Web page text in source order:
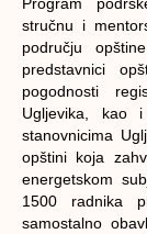
Program
stručnu i
području
predstavnici
pogodnosti
Ugljevika, kao
stanovnicima
opštini koja
energetskom
1500 radnika
samostalno